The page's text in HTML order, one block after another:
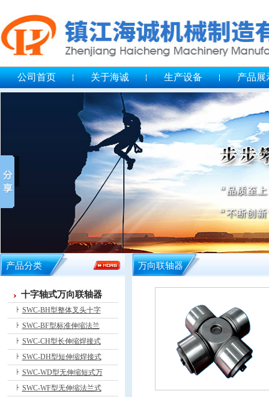
公司首页 关于海诚 生产设备 产品展
产品分类
十字轴式万向联轴器
SWC-BH型整体叉头十字
SWC-BF型标准伸缩法兰
SWC-CH型长伸缩焊接式
SWC-DH型短伸缩焊接式
SWC-WD型无伸缩短式万
SWC-WF型无伸缩法兰式
万向联轴器